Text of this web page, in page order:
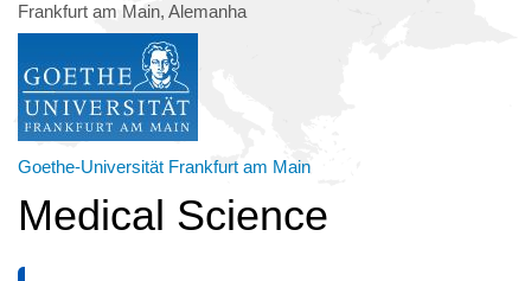
Frankfurt am Main, Alemanha
Goethe-Universität Frankfurt am Main
Medical Science